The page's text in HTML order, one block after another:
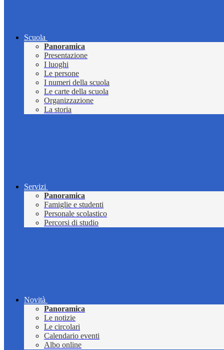
Scuola
Panoramica
Presentazione
I luoghi
Le persone
I numeri della scuola
Le carte della scuola
Organizzazione
La storia
Servizi
Panoramica
Famiglie e studenti
Personale scolastico
Percorsi di studio
Novità
Panoramica
Le notizie
Le circolari
Calendario eventi
Albo online